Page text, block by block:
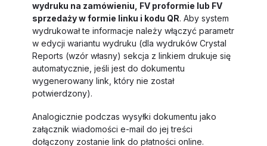
wydruku na zamówieniu, FV proformie lub FV
sprzedaży w formie linku i kodu QR. Aby system
wydrukował te informacje należy włączyć parametr
w edycji wariantu wydruku (dla wydruków Crystal
Reports (wzór własny) sekcja z linkiem drukuje się
automatycznie, jeśli jest do dokumentu
wygenerowany link, który nie został
potwierdzony).
Analogicznie podczas wysyłki dokumentu jako
załącznik wiadomości e-mail do jej treści
dołączony zostanie link do płatności online.